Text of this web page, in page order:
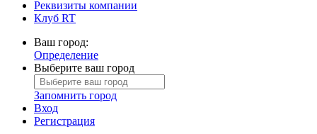
Реквизиты компании
Клуб RT
Ваш город:
Определение
Выберите ваш город
Запомнить город
Вход
Регистрация